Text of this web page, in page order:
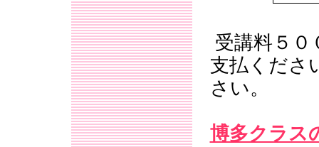
受講料５
支払くださ
さい。
博多クラス